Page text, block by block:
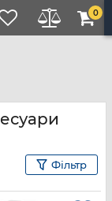
0
Фільтр